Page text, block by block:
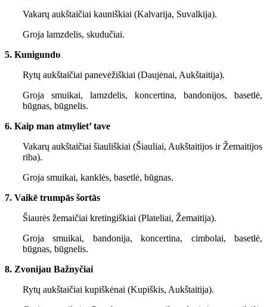
Vakarų aukštaičiai kauniškiai (Kalvarija, Suvalkija).
Groja lamzdelis, skudučiai.
5. Kunigundυ
Rytų aukštaičiai panevėžiškiai (Daujėnai, Aukštaitija).
Groja smuikai, lamzdelis, koncertina, bandonijos, basetlė,
būgnas, būgnelis.
6. Kaip man atmyliet’ tave
Vakarų aukštaičiai šiauliškiai (Šiauliai, Aukštaitijos ir Žemaitijos
riba).
Groja smuikai, kanklės, basetlė, būgnas.
7. Vaikē trumpās šortās
Šiaurės žemaičiai kretingiškiai (Plateliai, Žemaitija).
Groja smuikai, bandonija, koncertina, cimbolai, basetlė,
būgnas, būgnelis.
8. Zvonijau Bažnyčiai
Rytų aukštaičiai kupiškėnai (Kupiškis, Aukštaitija).